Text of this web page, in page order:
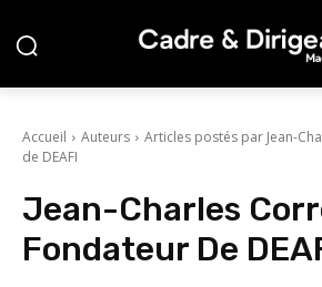
Accueil Auteurs
Articles postés par Jean-
de DEAFI
Jean-Charles
Fondateur De